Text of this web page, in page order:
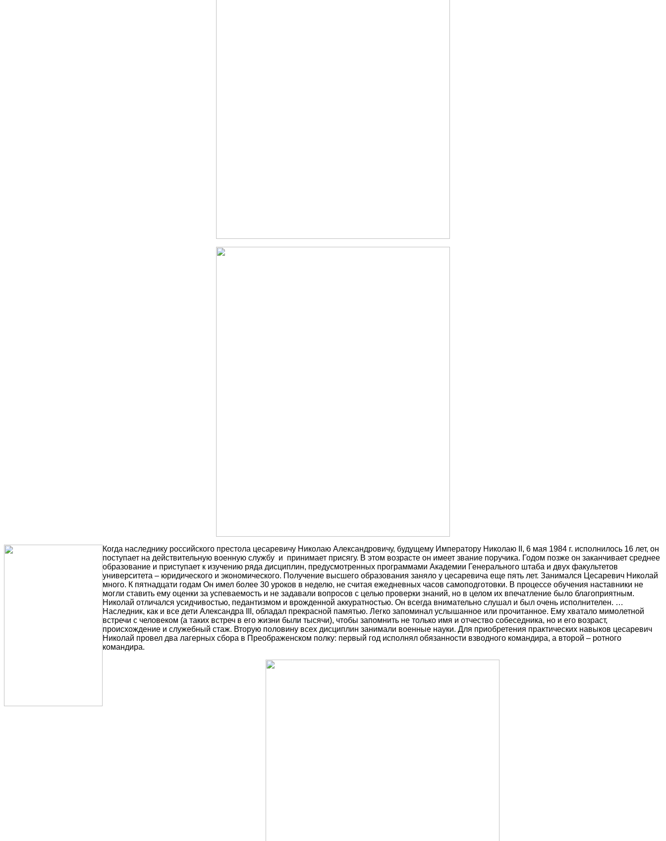
Когда наследнику российского престола цесаревичу Николаю Александровичу, будущему Императору Николаю II, 6 мая 1984 г. исполнилось 16 лет, он
поступает на действительную военную службу и принимает присягу. В этом возрасте он имеет звание поручика. Годом позже он заканчивает среднее
образование и приступает к изучению ряда дисциплин, предусмотренных программами Академии Генерального штаба и двух факультетов
университета – юридического и экономического. Получение высшего образования заняло у цесаревича еще пять лет. Занимался Цесаревич Николай
много. К пятнадцати годам Он имел более 30 уроков в неделю, не считая ежедневных часов самоподготовки. В процессе обучения наставники не
могли ставить ему оценки за успеваемость и не задавали вопросов с целью проверки знаний, но в целом их впечатление было благоприятным.
Николай отличался усидчивостью, педантизмом и врожденной аккуратностью. Он всегда внимательно слушал и был очень исполнителен. …
Наследник, как и все дети Александра III, обладал прекрасной памятью. Легко запоминал услышанное или прочитанное. Ему хватало мимолетной
встречи с человеком (а таких встреч в его жизни были тысячи), чтобы запомнить не только имя и отчество собеседника, но и его возраст,
происхождение и служебный стаж. Вторую половину всех дисциплин занимали военные науки. Для приобретения практических навыков цесаревич
Николай провел два лагерных сбора в Преображенском полку: первый год исполнял обязанности взводного командира, а второй – ротного
командира.